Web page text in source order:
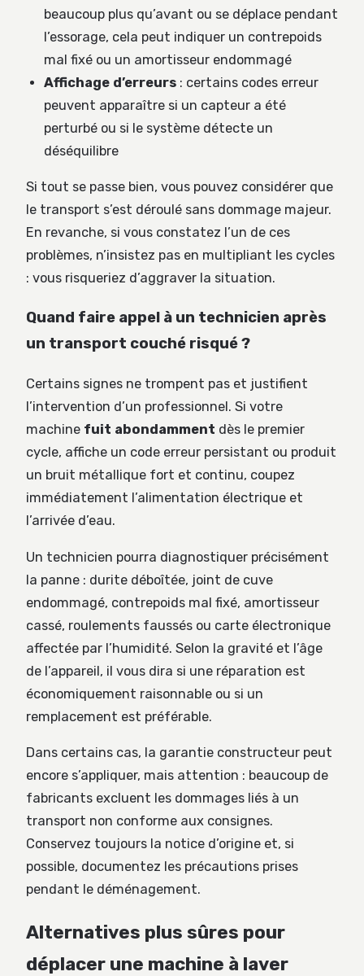
beaucoup plus qu’avant ou se déplace pendant
l’essorage, cela peut indiquer un contrepoids
mal fixé ou un amortisseur endommagé
Affichage d’erreurs : certains codes erreur
peuvent apparaître si un capteur a été
perturbé ou si le système détecte un
déséquilibre
Si tout se passe bien, vous pouvez considérer que
le transport s’est déroulé sans dommage majeur.
En revanche, si vous constatez l’un de ces
problèmes, n’insistez pas en multipliant les cycles
: vous risqueriez d’aggraver la situation.
Quand faire appel à un technicien après
un transport couché risqué ?
Certains signes ne trompent pas et justifient
l’intervention d’un professionnel. Si votre
machine fuit abondamment dès le premier
cycle, affiche un code erreur persistant ou produit
un bruit métallique fort et continu, coupez
immédiatement l’alimentation électrique et
l’arrivée d’eau.
Un technicien pourra diagnostiquer précisément
la panne : durite déboîtée, joint de cuve
endommagé, contrepoids mal fixé, amortisseur
cassé, roulements faussés ou carte électronique
affectée par l’humidité. Selon la gravité et l’âge
de l’appareil, il vous dira si une réparation est
économiquement raisonnable ou si un
remplacement est préférable.
Dans certains cas, la garantie constructeur peut
encore s’appliquer, mais attention : beaucoup de
fabricants excluent les dommages liés à un
transport non conforme aux consignes.
Conservez toujours la notice d’origine et, si
possible, documentez les précautions prises
pendant le déménagement.
Alternatives plus sûres pour
déplacer une machine à laver